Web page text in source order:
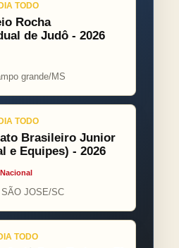
TODO
Rocha
de Judô - 2026
grande/MS
TODO
Brasileiro Junior
e Equipes) - 2026
SÃO JOSE/SC
TODO